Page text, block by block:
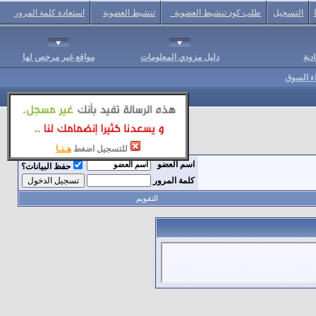
للتسجيل اضغط هـنـا
التسجيل طلب كود تنشيط العضوية تنشيط العضوية استعادة كلمة المرور
دليل مزودي المعلومات مواقع غير مرخص لها
السوق
اسم العضو
حفظ البيانات؟
كلمة المرور
التقويم